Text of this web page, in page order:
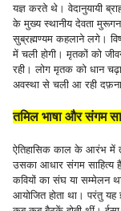
यज्ञ करते थे। वेदानुयायी
के मुख्य स्थानीय देवता
सुब्रह्मण्यम कहलाने लगे।
में चली होगी। मृतकों को
रही। लोग मृतक को धान
अवस्था से चली आ रही
तमिल भाषा और संगम
ऐतिहासिक काल के आरंभ में
उसका आधार संगम साहित्य
कवियों का संघ या सम्मेलन
आयोजित होता था। परंतु